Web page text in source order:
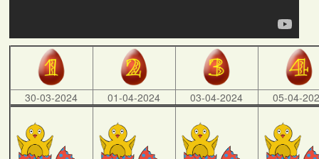
30-03-2024 01-04-2024 03-04-2024 05-04-